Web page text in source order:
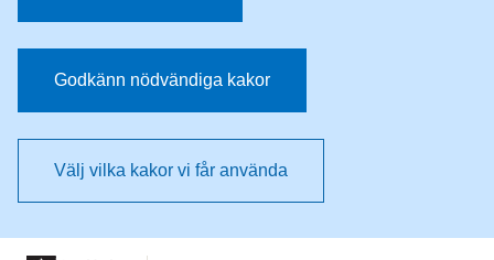
Godkänn nödvändiga kakor
Välj vilka kakor vi får använda